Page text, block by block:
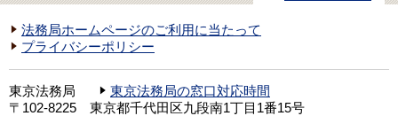
法務局ホームページのご利用に当たって
プライバシーポリシー
東京法務局
東京法務局の窓口対応時間
〒102-8225 東京都千代田区九段南1丁目1番15号